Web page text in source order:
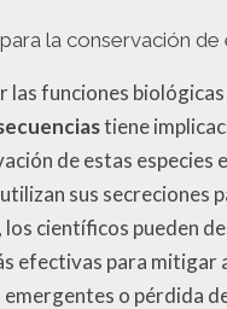
la conservación de
las funciones
tiene
de estas especies
sus secreciones
los científicos pueden
efectivas para mitigar
o pérdida